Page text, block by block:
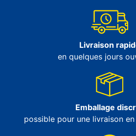
Livraison
en quelques jours
Emballage
possible pour une livraison